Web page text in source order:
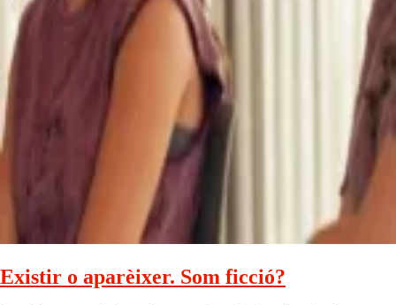
Existir o aparèixer. Som ficció?